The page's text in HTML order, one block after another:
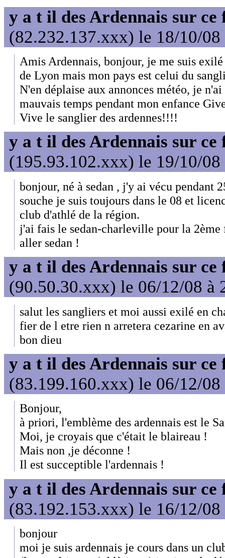
y a t il des Ardennais sur ce
(82.232.137.xxx) le 18/10/08
Amis Ardennais, bonjour, je me suis
de Lyon mais mon pays est celui du
N'en déplaise aux annonces météo, je
mauvais temps pendant mon enfance
Vive le sanglier des ardennes!!!!
y a t il des Ardennais sur ce
(195.93.102.xxx) le 19/10/08
bonjour, né à sedan , j'y ai vécu pendant
souche je suis toujours dans le 08 et
club d'athlé de la région.
j'ai fais le sedan-charleville pour la 2ème
aller sedan !
y a t il des Ardennais sur ce
(90.50.30.xxx) le 06/12/08 à
salut les sangliers et moi aussi exilé en
fier de l etre rien n arretera cezarine en
bon dieu
y a t il des Ardennais sur ce
(83.199.160.xxx) le 06/12/08
Bonjour,
à priori, l'emblème des ardennais est le
Moi, je croyais que c'était le blaireau !
Mais non ,je déconne !
Il est succeptible l'ardennais !
y a t il des Ardennais sur ce
(83.192.153.xxx) le 16/12/08
bonjour
moi je suis ardennais je cours dans un